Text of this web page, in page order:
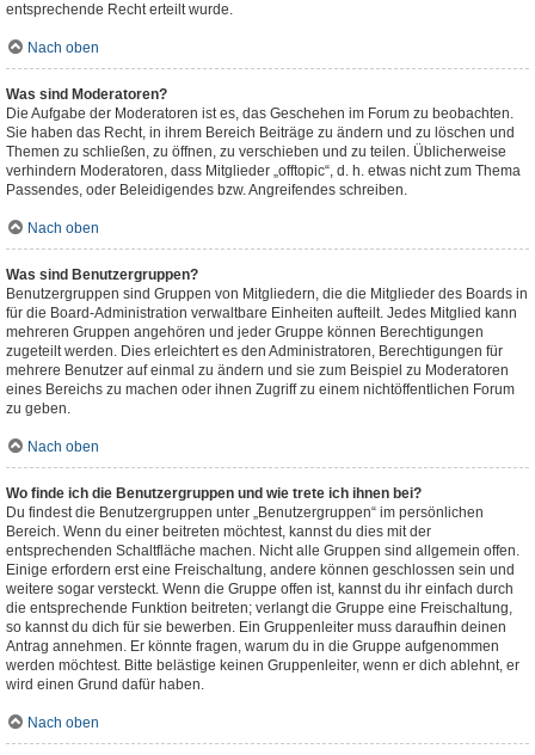
entsprechende Recht erteilt wurde.
Nach oben
Was sind Moderatoren?
Die Aufgabe der Moderatoren ist es, das Geschehen im Forum zu beobachten.
Sie haben das Recht, in ihrem Bereich Beiträge zu ändern und zu löschen und
Themen zu schließen, zu öffnen, zu verschieben und zu teilen. Üblicherweise
verhindern Moderatoren, dass Mitglieder „offtopic“, d. h. etwas nicht zum Thema
Passendes, oder Beleidigendes bzw. Angreifendes schreiben.
Nach oben
Was sind Benutzergruppen?
Benutzergruppen sind Gruppen von Mitgliedern, die die Mitglieder des Boards in
für die Board-Administration verwaltbare Einheiten aufteilt. Jedes Mitglied kann
mehreren Gruppen angehören und jeder Gruppe können Berechtigungen
zugeteilt werden. Dies erleichtert es den Administratoren, Berechtigungen für
mehrere Benutzer auf einmal zu ändern und sie zum Beispiel zu Moderatoren
eines Bereichs zu machen oder ihnen Zugriff zu einem nichtöffentlichen Forum
zu geben.
Nach oben
Wo finde ich die Benutzergruppen und wie trete ich ihnen bei?
Du findest die Benutzergruppen unter „Benutzergruppen“ im persönlichen
Bereich. Wenn du einer beitreten möchtest, kannst du dies mit der
entsprechenden Schaltfläche machen. Nicht alle Gruppen sind allgemein offen.
Einige erfordern erst eine Freischaltung, andere können geschlossen sein und
weitere sogar versteckt. Wenn die Gruppe offen ist, kannst du ihr einfach durch
die entsprechende Funktion beitreten; verlangt die Gruppe eine Freischaltung,
so kannst du dich für sie bewerben. Ein Gruppenleiter muss daraufhin deinen
Antrag annehmen. Er könnte fragen, warum du in die Gruppe aufgenommen
werden möchtest. Bitte belästige keinen Gruppenleiter, wenn er dich ablehnt, er
wird einen Grund dafür haben.
Nach oben